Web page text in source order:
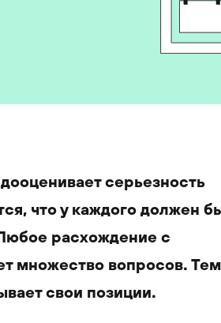
серьезность
что у каждого должен
расхождение с
множество вопросов.
свои позиции.